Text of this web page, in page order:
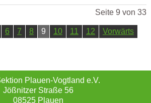
Seite 9 von 33
6 7 8 9 10 11 12
Vorwärts
Plauen-Vogtland e.V.
Jößnitzer Straße 56
08525 Plauen